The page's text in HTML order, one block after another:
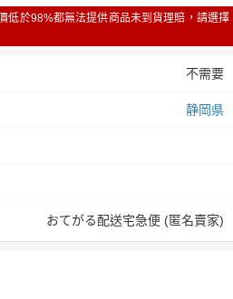
低於98%都無法提供商品未到貨理賠，請選擇
不需要
静岡県
おてがる配送宅急便 (匿名賣家)